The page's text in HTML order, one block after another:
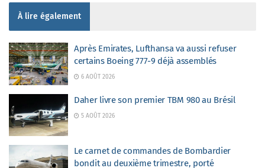
À lire également
Après Emirates, Lufthansa va aussi refuser
certains Boeing 777-9 déjà assemblés
6 AOÛT 2026
Daher livre son premier TBM 980 au Brésil
5 AOÛT 2026
Le carnet de commandes de Bombardier
bondit au deuxième trimestre, porté